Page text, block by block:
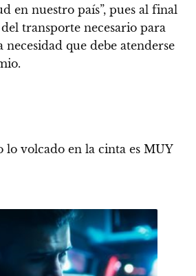
en nuestro país”, pues al final
transporte necesario para
necesidad que debe atenderse
volcado en la cinta es MUY